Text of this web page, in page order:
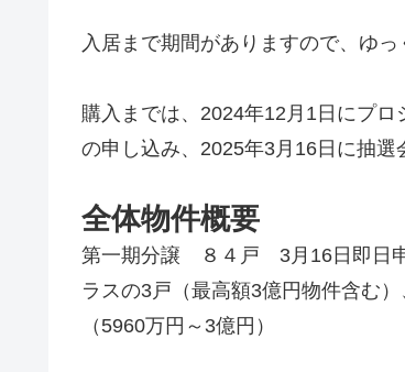
入居まで期間がありますので、ゆ
購入までは、2024年12月1日にプ
の申し込み、2025年3月16日に抽選
全体物件概要
第一期分譲 ８４戸 3月16日即日申
ラスの3戸（最高額3億円物件含む
（5960万円～3億円）